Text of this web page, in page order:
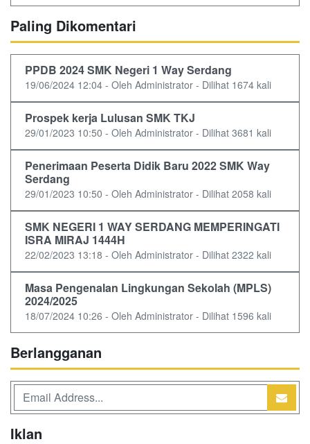
Paling Dikomentari
PPDB 2024 SMK Negeri 1 Way Serdang
19/06/2024 12:04 - Oleh Administrator - Dilihat 1674 kali
Prospek kerja Lulusan SMK TKJ
29/01/2023 10:50 - Oleh Administrator - Dilihat 3681 kali
Penerimaan Peserta Didik Baru 2022 SMK Way
Serdang
29/01/2023 10:50 - Oleh Administrator - Dilihat 2058 kali
SMK NEGERI 1 WAY SERDANG MEMPERINGATI
ISRA MIRAJ 1444H
22/02/2023 13:18 - Oleh Administrator - Dilihat 2322 kali
Masa Pengenalan Lingkungan Sekolah (MPLS)
2024/2025
18/07/2024 10:26 - Oleh Administrator - Dilihat 1596 kali
Berlangganan
Iklan